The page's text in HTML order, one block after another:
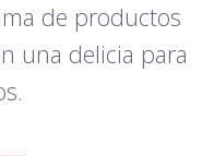
de productos
una delicia para